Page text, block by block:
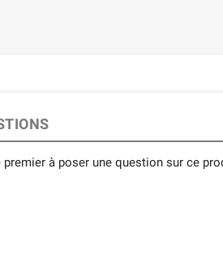
premier à poser une question sur ce